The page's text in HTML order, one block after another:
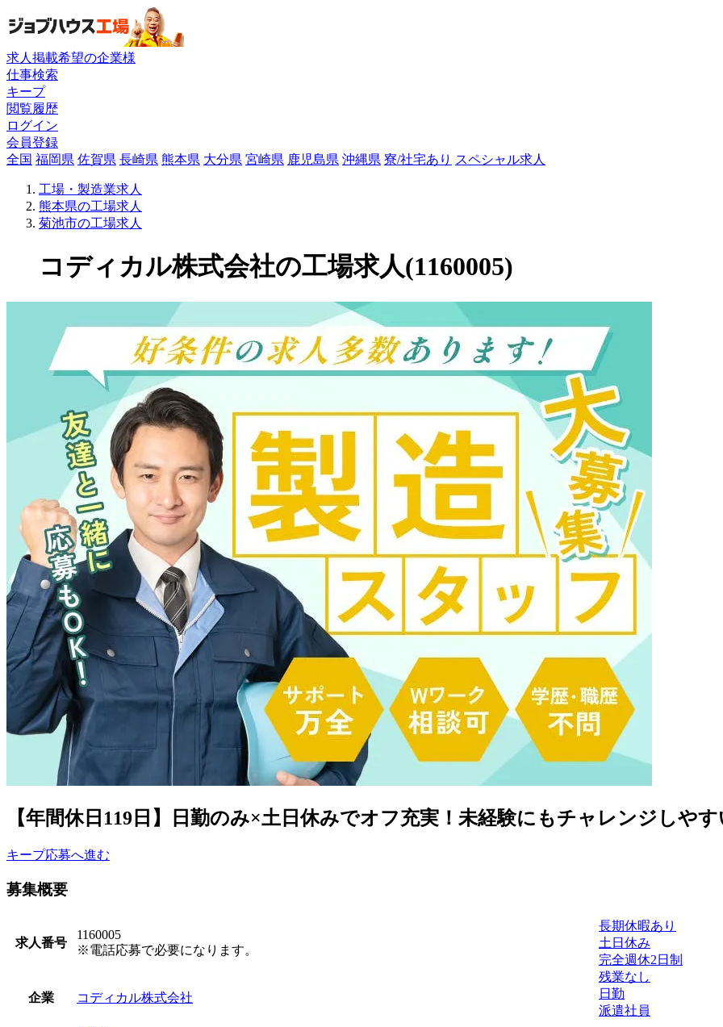
求人掲載希望の企業様
仕事検索
キープ
閲覧履歴
ログイン
会員登録
全国 福岡県 佐賀県 長崎県 熊本県 大分県 宮崎県 鹿児島県 沖縄県 寮/社宅あり スペシャル求人
工場・製造業求人
熊本県の工場求人
菊池市の工場求人
コディカル株式会社の工場求人(1160005)
【年間休日119日】日勤のみ×土日休みでオフ充実！未経験にもチャレンジしやす
キープ応募へ進む
募集概要
求人番号
1160005
※電話応募で必要になります。
企業 コディカル株式会社
長期休暇あり
土日休み
完全週休2日制
残業なし
日勤
派遣社員